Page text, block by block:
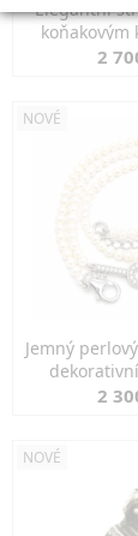
Elegantní
koňakovým
2
NOVÉ
Jemný
2
NOVÉ